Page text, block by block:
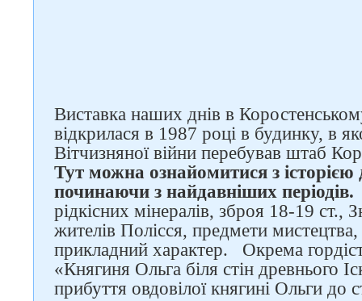
Виставка наших днів в
відкрилася в 1987 році в будинку, в
Вітчизняної війни перебував штаб
Тут можна ознайомитися з історією
починаючи з найдавніших періодів.
рідкісних мінералів, зброя 18-19 ст.,
жителів Полісся, предмети
прикладний характер.
Окрема
«Княгиня Ольга біля стін древнього
прибуття овдовілої княгині Ольги до